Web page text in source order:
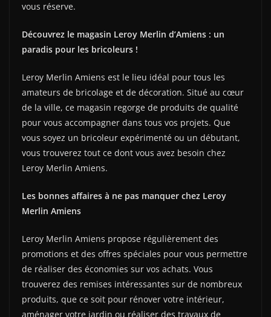
vous réserve.
Découvrez le magasin Leroy Merlin d’Amiens : un
paradis pour les bricoleurs !
Leroy Merlin Amiens est le lieu idéal pour tous les
amateurs de bricolage et de décoration. Situé au cœur
de la ville, ce magasin regorge de produits de qualité
pour vous accompagner dans tous vos projets. Que
vous soyez un bricoleur expérimenté ou un débutant,
vous trouverez tout ce dont vous avez besoin chez
Leroy Merlin Amiens.
Les bonnes affaires à ne pas manquer chez Leroy
Merlin Amiens
Leroy Merlin Amiens propose régulièrement des
promotions et des offres spéciales pour vous permettre
de réaliser des économies sur vos achats. Vous
trouverez des remises intéressantes sur de nombreux
produits, que ce soit pour rénover votre intérieur,
aménager votre jardin ou réaliser des travaux de